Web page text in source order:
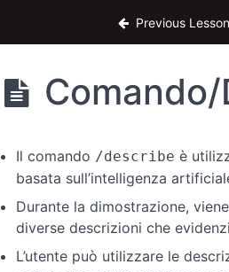
del Design UXPrevious Lesson
Il comando /describe è
basata sull’intelligenza
Durante la dimostrazione,
diverse descrizioni che
L’utente può utilizzare le